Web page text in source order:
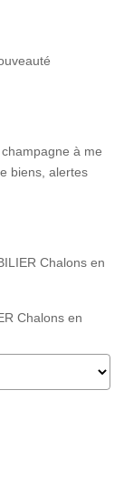
à me
biens, alertes
Chalons en
Chalons en